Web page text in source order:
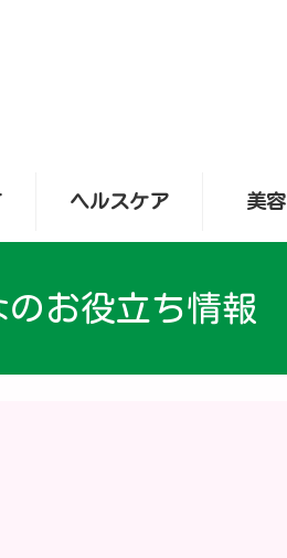
ヘルスケア 美容
のお役立ち情報